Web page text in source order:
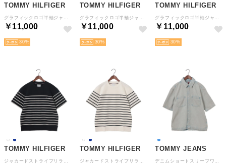
TOMMY HILFIGER
￥11,000
30
TOMMY HILFIGER
￥11,000
30
TOMMY HILFIGER
￥11,000
30
TOMMY HILFIGER TOMMY HILFIGER TOMMY JEANS